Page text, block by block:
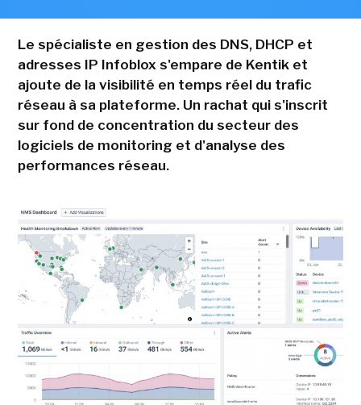
Le spécialiste en gestion des DNS, DHCP et
adresses IP Infoblox s'empare de Kentik et
ajoute de la visibilité en temps réel du trafic
réseau à sa plateforme. Un rachat qui s'inscrit
sur fond de concentration du secteur des
logiciels de monitoring et d'analyse des
performances réseau.